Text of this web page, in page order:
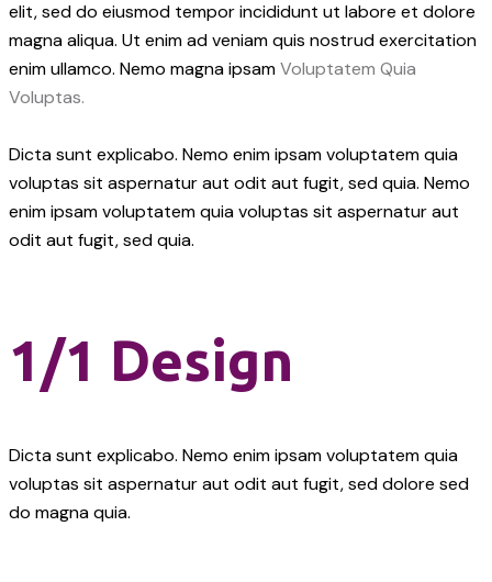
elit, sed do eiusmod tempor incididunt ut labore et dolore
magna aliqua. Ut enim ad veniam quis nostrud exercitation
enim ullamco. Nemo magna ipsamVoluptatem Quia
Voluptas.
Dicta sunt explicabo. Nemo enim ipsam voluptatem quia
voluptas sit aspernatur aut odit aut fugit, sed quia. Nemo
enim ipsam voluptatem quia voluptas sit aspernatur aut
odit aut fugit, sed quia.
1/1 Design
Dicta sunt explicabo. Nemo enim ipsam voluptatem quia
voluptas sit aspernatur aut odit aut fugit, sed dolore sed
do magna quia.